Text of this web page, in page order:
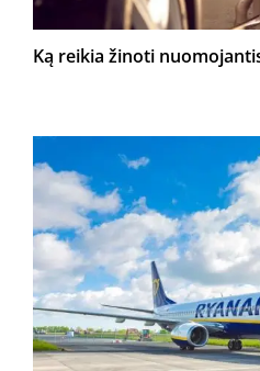
Ką reikia žinoti